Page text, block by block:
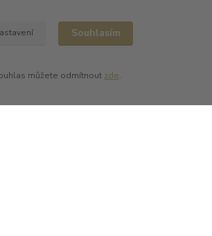
Souhlasím
můžete odmítnout zde.